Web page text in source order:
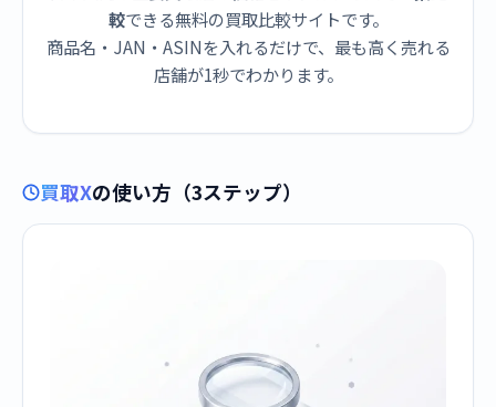
較できる無料の買取比較サイトです。
商品名・JAN・ASINを入れるだけで、最も高く売れる
店舗が1秒でわかります。
買取Xの使い方（3ステップ）